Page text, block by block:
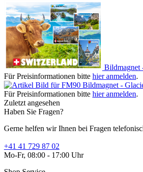
Bildmagnet
Für Preisinformationen bitte hier anmelden.
Bildmagnet -
Für Preisinformationen bitte hier anmelden.
Zuletzt angesehen
Haben Sie Fragen?
Gerne helfen wir Ihnen bei Fragen
+41 41 729 87 02
Mo-Fr, 08:00 - 17:00 Uhr